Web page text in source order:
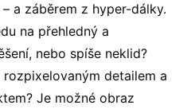
a záběrem z hyper-dálky.
na přehledný a
nebo spíše neklid?
detailem a
Je možné obraz